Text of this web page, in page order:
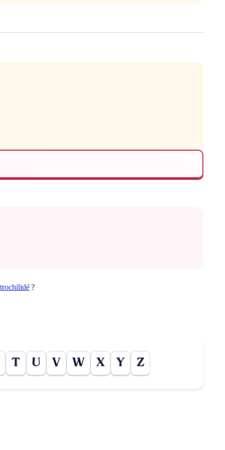
trochilidé?
T U V W X Y Z